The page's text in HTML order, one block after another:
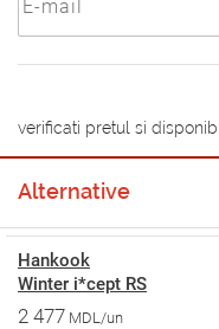
verificati pretul si
Alternative
Hankook
Winter i*cept RS
2 477 MDL/un